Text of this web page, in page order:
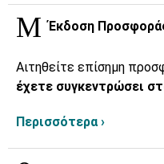
Έκδοση
Αιτηθείτε επίσημη
έχετε συγκεντρώσει
Περισσότερα ›